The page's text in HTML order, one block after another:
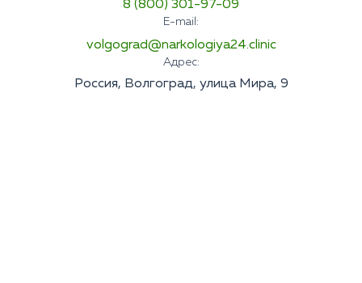
8 (800) 301-97-09
E-mail:
volgograd@narkologiya24.clinic
Адрес:
Россия, Волгоград, улица Мира, 9